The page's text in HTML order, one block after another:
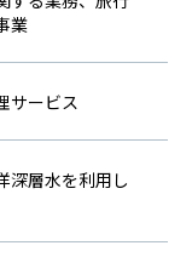
業
サービス
深層水を利用し